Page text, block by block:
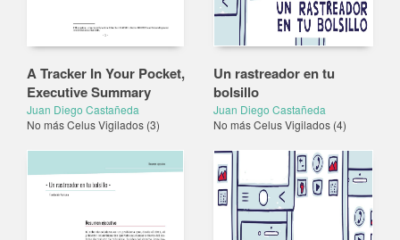
A Tracker In Your Pocket,
Executive Summary
Juan Diego Castañeda
No más Celus Vigilados (3)
Un rastreador en tu
bolsillo
Juan Diego Castañeda
No más Celus Vigilados (4)